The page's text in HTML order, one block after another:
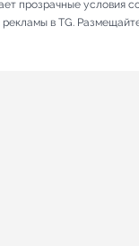
прозрачные условия
в TG.